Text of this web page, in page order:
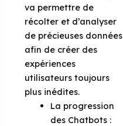
va permettre de
récolter et d’analyser
de précieuses données
afin de créer des
expériences
utilisateurs toujours
plus inédites.
La progression
des Chatbots :